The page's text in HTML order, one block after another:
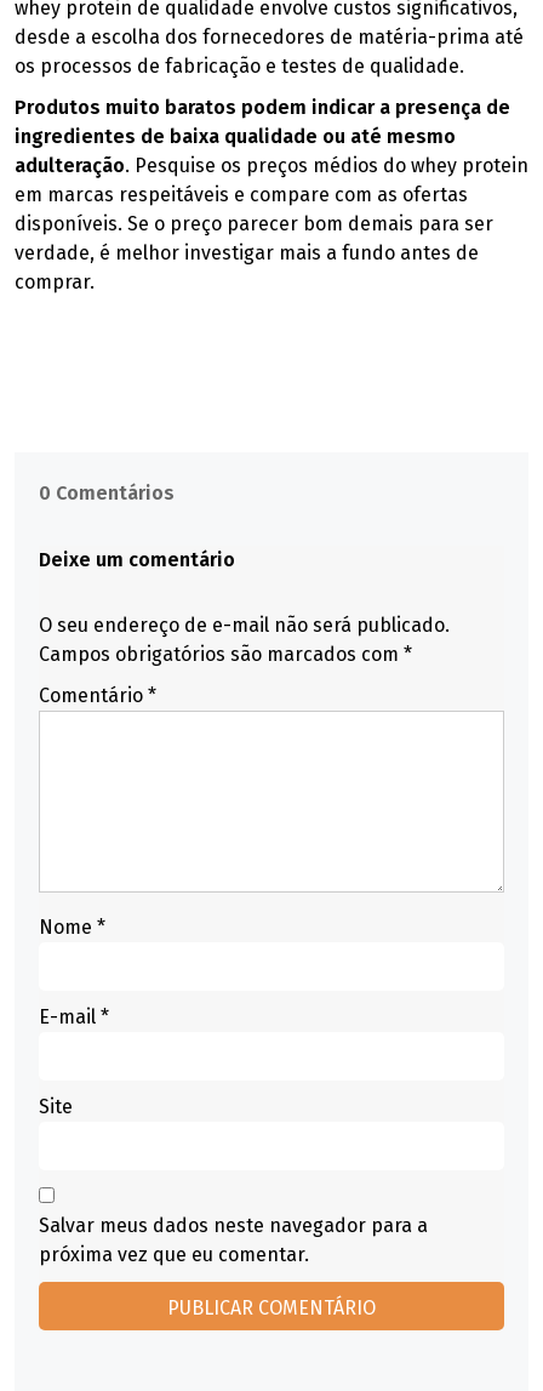
whey protein de qualidade envolve custos significativos,
desde a escolha dos fornecedores de matéria-prima até
os processos de fabricação e testes de qualidade.
Produtos muito baratos podem indicar a presença de
ingredientes de baixa qualidade ou até mesmo
adulteração. Pesquise os preços médios do whey protein
em marcas respeitáveis e compare com as ofertas
disponíveis. Se o preço parecer bom demais para ser
verdade, é melhor investigar mais a fundo antes de
comprar.
0 Comentários
Deixe um comentário
O seu endereço de e-mail não será publicado.
Campos obrigatórios são marcados com *
Comentário *
Nome *
E-mail *
Site
Salvar meus dados neste navegador para a
próxima vez que eu comentar.